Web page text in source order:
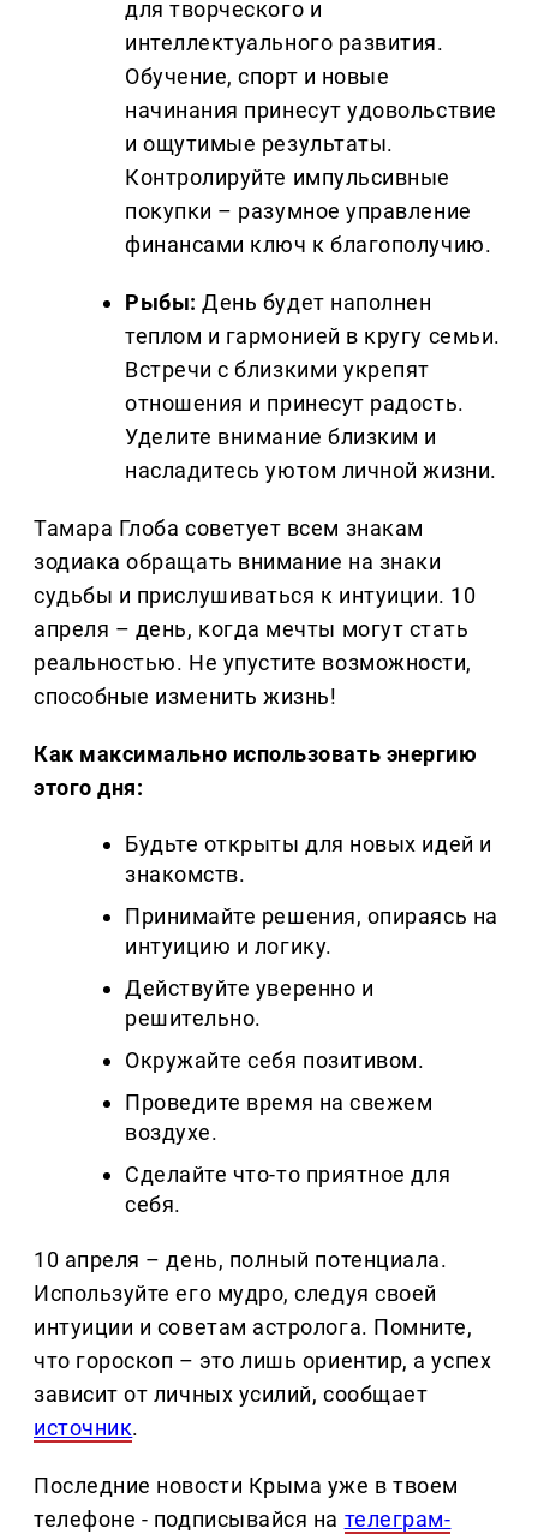
для творческого и
интеллектуального развития.
Обучение, спорт и новые
начинания принесут удовольствие
и ощутимые результаты.
Контролируйте импульсивные
покупки – разумное управление
финансами ключ к благополучию.
Рыбы: День будет наполнен
теплом и гармонией в кругу семьи.
Встречи с близкими укрепят
отношения и принесут радость.
Уделите внимание близким и
насладитесь уютом личной жизни.
Тамара Глоба советует всем знакам
зодиака обращать внимание на знаки
судьбы и прислушиваться к интуиции. 10
апреля – день, когда мечты могут стать
реальностью. Не упустите возможности,
способные изменить жизнь!
Как максимально использовать энергию
этого дня:
Будьте открыты для новых идей и
знакомств.
Принимайте решения, опираясь на
интуицию и логику.
Действуйте уверенно и
решительно.
Окружайте себя позитивом.
Проведите время на свежем
воздухе.
Сделайте что-то приятное для
себя.
10 апреля – день, полный потенциала.
Используйте его мудро, следуя своей
интуиции и советам астролога. Помните,
что гороскоп – это лишь ориентир, а успех
зависит от личных усилий, сообщает
источник.
Последние новости Крыма уже в твоем
телефоне - подписывайся на телеграм-